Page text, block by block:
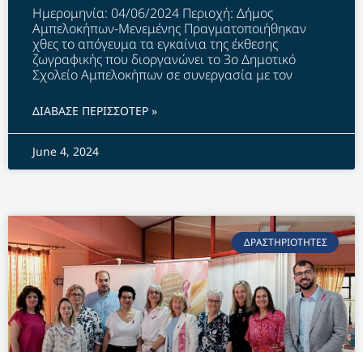
Ημερομηνία: 04/06/2024 Περιοχή: Δήμος
Αμπελοκήπων-Μενεμένης Πραγματοποιήθηκαν
χθες το απόγευμα τα εγκαίνια της έκθεσης
ζωγραφικής που διοργανώνει το 3ο Δημοτικό
Σχολείο Αμπελοκήπων σε συνεργασία με τον
ΔΙΑΒΑΣΕ ΠΕΡΙΣΣΟΤΕΡ »
June 4, 2024
ΔΡΑΣΤΗΡΙΟΤΗΤΕΣ